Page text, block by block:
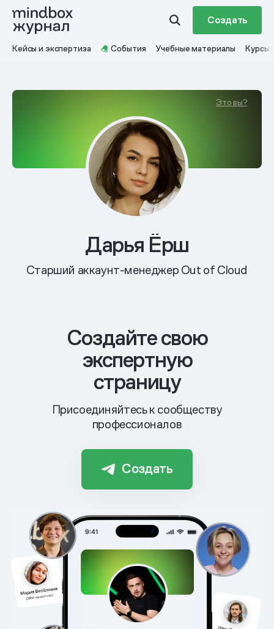
Создать
Кейсы и экспертиза События Учебные материалы Курсы
Это вы?
Дарья Ёрш
Старший аккаунт-менеджер Out of Cloud
Cоздайте свою
экспертную
страницу
Присоединяйтесь к сообществу
профессионалов
Создать